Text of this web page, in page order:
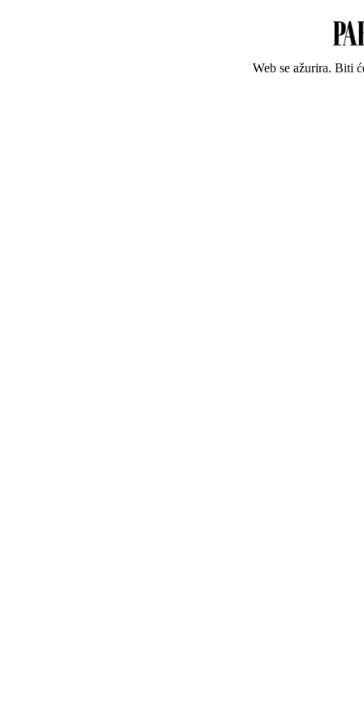
Web se ažurira. Biti